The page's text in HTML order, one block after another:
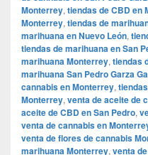
Monterrey, tiendas de CBD en
Monterrey, tiendas de
marihuana en Nuevo León,
tiendas de marihuana en San
marihuana Monterrey, tiendas
marihuana San Pedro Garza
cannabis en Monterrey,
Monterrey, venta de aceite de
aceite de CBD en San Pedro,
venta de cannabis en
venta de flores de cannabis
marihuana Monterrey, venta